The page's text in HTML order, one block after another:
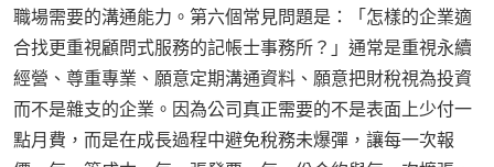
職場需要的溝通能力。第六個常見問題是：「怎樣的企業適
合找更重視顧問式服務的記帳士事務所？」通常是重視永續
經營、尊重專業、願意定期溝通資料、願意把財稅視為投資
而不是雜支的企業。因為公司真正需要的不是表面上少付一
點月費，而是在成長過程中避免稅務未爆彈，讓每一次報